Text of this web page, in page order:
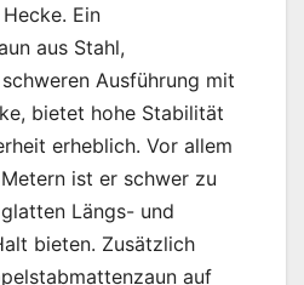
Ein
aus Stahl,
Ausführung mit
bietet hohe Stabilität
erheblich. Vor allem
ist er schwer zu
Längs- und
bieten. Zusätzlich
auf